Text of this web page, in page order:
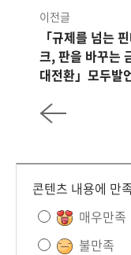
이전글
「규제를 넘는
크, 판을 바꾸는
대전환」모두발
콘텐츠 내용에 만
매우만족
불만족